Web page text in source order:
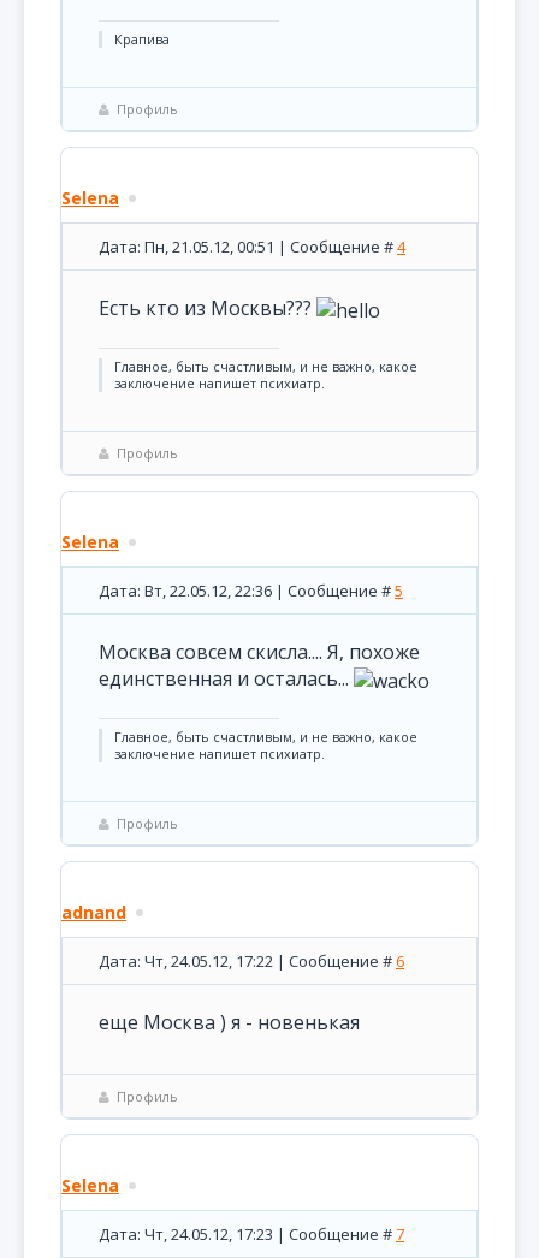
Крапива
Профиль
Selena
Дата: Пн, 21.05.12, 00:51 | Сообщение #4
Есть кто из Москвы???
Главное, быть счастливым, и не важно, какое
заключение напишет психиатр.
Профиль
Selena
Дата: Вт, 22.05.12, 22:36 | Сообщение #5
Москва совсем скисла.... Я, похоже
единственная и осталась...
Главное, быть счастливым, и не важно, какое
заключение напишет психиатр.
Профиль
adnand
Дата: Чт, 24.05.12, 17:22 | Сообщение #6
еще Москва ) я - новенькая
Профиль
Selena
Дата: Чт, 24.05.12, 17:23 | Сообщение #7